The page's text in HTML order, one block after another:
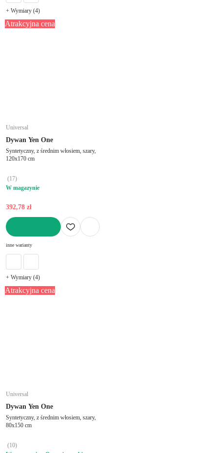
+ Wymiary (4)
Atrakcyjna cena
Universal
Dywan Yen One
Syntetyczny, z średnim włosiem, szary,
120x170 cm
(17)
W magazynie
392,78 zł
inne warianty
+ Wymiary (4)
Atrakcyjna cena
Universal
Dywan Yen One
Syntetyczny, z średnim włosiem, szary,
80x150 cm
(10)